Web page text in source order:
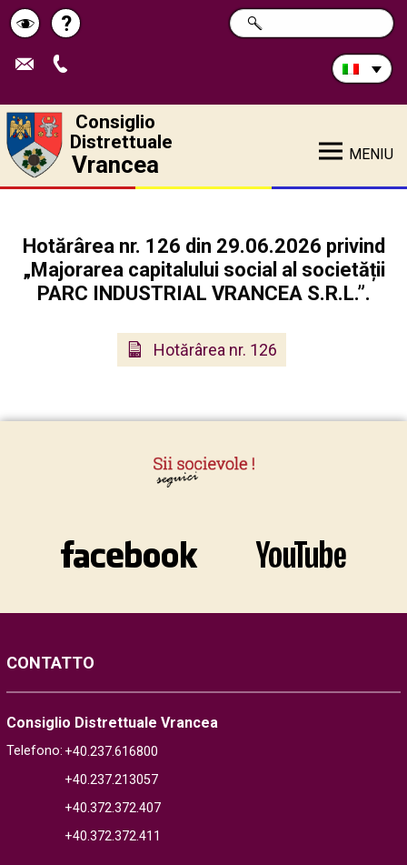
Schimbă
contrastul
Pagina
de
?
Cerca
nel
RICERCA
Consiglio
Distrettuale
Vrancea MENIU
Hotărârea nr. 126 din 29.06.2026 privind
„Majorarea capitalului social al societății
PARC INDUSTRIAL VRANCEA S.R.L.”.
Hotărârea nr. 126
CONTATTO
Consiglio Distrettuale Vrancea
Telefono: +40.237.616800
+40.237.213057
+40.372.372.407
+40.372.372.411